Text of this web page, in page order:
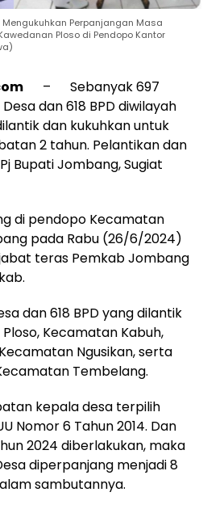
Perpanjangan Masa
Ploso di Pendopo Kantor
– Sebanyak 697
dan 618 BPD diwilayah
dan kukuhkan untuk
2 tahun. Pelantikan dan
Bupati Jombang, Sugiat
di pendopo Kecamatan
pada Rabu (26/6/2024)
teras Pemkab Jombang
dan 618 BPD yang dilantik
Kecamatan Kabuh,
Ngusikan, serta
Tembelang.
kepala desa terpilih
Nomor 6 Tahun 2014. Dan
2024 diberlakukan, maka
diperpanjang menjadi 8
sambutannya.